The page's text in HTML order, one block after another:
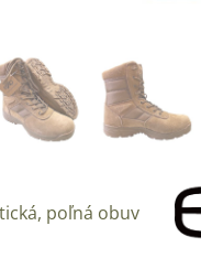
poľná obuv